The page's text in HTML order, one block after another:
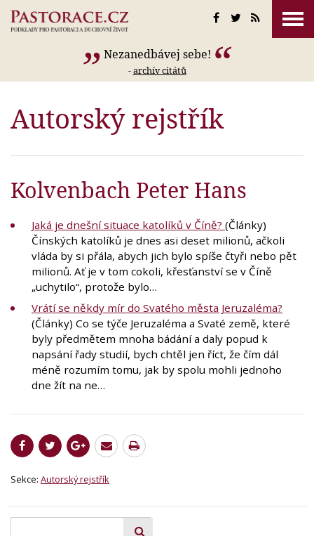
Nezanedbávej sebe!
-archív citátů
Autorský rejstřík
Kolvenbach Peter Hans
Jaká je dnešní situace katolíků v Číně? (Články)
Čínských katolíků je dnes asi deset milionů, ačkoli
vláda by si přála, abych jich bylo spíše čtyři nebo pět
milionů. Ať je v tom cokoli, křesťanství se v Číně
„uchytilo“, protože bylo…
Vrátí se někdy mír do Svatého města Jeruzaléma?
(Články) Co se týče Jeruzaléma a Svaté země, které
byly předmětem mnoha bádání a daly popud k
napsání řady studií, bych chtěl jen říct, že čím dál
méně rozumím tomu, jak by spolu mohli jednoho
dne žít na ne…
Sekce: Autorský rejstřík